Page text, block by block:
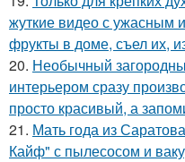
жуткие видео с ужасным
фрукты в доме, съел их,
20. Необычный
интерьером сразу
просто красивый, а
21. Мать года из
Кайф" с пылесосом и